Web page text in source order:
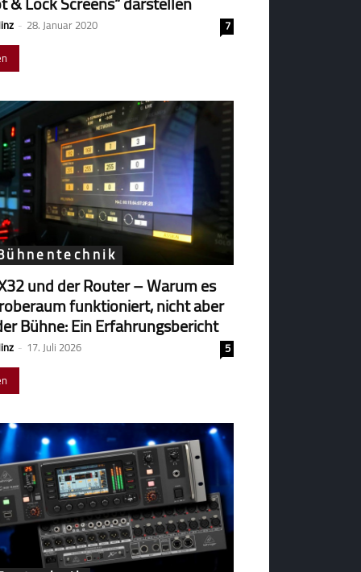
- 28. Januar 2020
7
und der Router – Warum es
funk­tio­niert, nicht aber
Bühne: Ein Erfahrungsbericht
- 17. Juli 2026
5